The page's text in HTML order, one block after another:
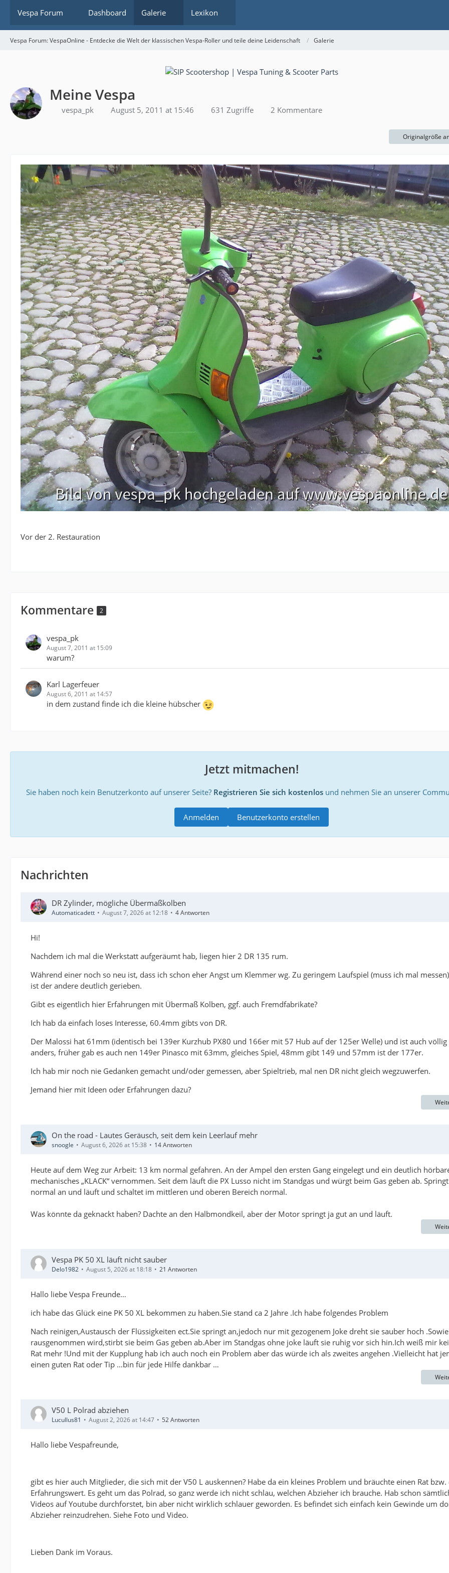
Vespa Forum Dashboard Galerie Lexikon
Vespa Forum: VespaOnline - Entdecke die Welt der klassischen Vespa-Roller und teile deine Leidenschaft Galerie
Meine Vespa
vespa_pk August 5, 2011 at 15:46 631 Zugriffe 2 Kommentare
Originalgröße
Vor der 2. Restauration
Kommentare 2
vespa_pk
August 7, 2011 at 15:09
warum?
Karl Lagerfeuer
August 6, 2011 at 14:57
in dem zustand finde ich die kleine hübscher
Jetzt mitmachen!
Sie haben noch kein Benutzerkonto auf unserer Seite? Registrieren Sie sich kostenlosund nehmen Sie an unserer
Benutzerkonto erstellen
Anmelden
Nachrichten
DR Zylinder, mögliche Übermaßkolben
Automaticadett August 7, 2026 at 12:18 4 Antworten
Hi!
Nachdem ich mal die Werkstatt aufgeräumt hab, liegen hier 2 DR 135 rum.
Während einer noch so neu ist, dass ich schon eher Angst um Klemmer wg. Zu geringem Laufspiel (muss ich mal
ist der andere deutlich gerieben.
Gibt es eigentlich hier Erfahrungen mit Übermaß Kolben, ggf. auch Fremdfabrikate?
Ich hab da einfach loses Interesse, 60.4mm gibts von DR.
Der Malossi hat 61mm (identisch bei 139er Kurzhub PX80 und 166er mit 57 Hub auf der 125er Welle) und ist auch völlig
anders, früher gab es auch nen 149er Pinasco mit 63mm, gleiches Spiel, 48mm gibt 149 und 57mm ist der 177er.
Ich hab mir noch nie Gedanken gemacht und/oder gemessen, aber Spieltrieb, mal nen DR nicht gleich wegzuwerfen.
Jemand hier mit Ideen oder Erfahrungen dazu?
On the road - Lautes Geräusch, seit dem kein Leerlauf mehr
snoogle August 6, 2026 at 15:38 14 Antworten
Heute auf dem Weg zur Arbeit: 13 km normal gefahren. An der Ampel den ersten Gang eingelegt und ein deutlich
mechanisches „KLACK“ vernommen. Seit dem läuft die PX Lusso nicht im Standgas und würgt beim Gas geben ab.
normal an und läuft und schaltet im mittleren und oberen Bereich normal.
Was könnte da geknackt haben? Dachte an den Halbmondkeil, aber der Motor springt ja gut an und läuft.
Vespa PK 50 XL läuft nicht sauber
Delo1982 August 5, 2026 at 18:18 21 Antworten
Hallo liebe Vespa Freunde…
ich habe das Glück eine PK 50 XL bekommen zu haben.Sie stand ca 2 Jahre .Ich habe folgendes Problem
Nach reinigen,Austausch der Flüssigkeiten ect.Sie springt an,jedoch nur mit gezogenem Joke dreht sie sauber hoch
rausgenommen wird,stirbt sie beim Gas geben ab.Aber im Standgas ohne joke läuft sie ruhig vor sich hin.Ich weiß mir
Rat mehr !Und mit der Kupplung hab ich auch noch ein Problem aber das würde ich als zweites angehen .Vielleicht hat
einen guten Rat oder Tip …bin für jede Hilfe dankbar …
V50 L Polrad abziehen
Lucullus81 August 2, 2026 at 14:47 52 Antworten
Hallo liebe Vespafreunde,
gibt es hier auch Mitglieder, die sich mit der V50 L auskennen? Habe da ein kleines Problem und bräuchte einen Rat bzw.
Erfahrungswert. Es geht um das Polrad, so ganz werde ich nicht schlau, welchen Abzieher ich brauche. Hab schon
Videos auf Youtube durchforstet, bin aber nicht wirklich schlauer geworden. Es befindet sich einfach kein Gewinde um
Abzieher reinzudrehen. Siehe Foto und Video.
Lieben Dank im Voraus.